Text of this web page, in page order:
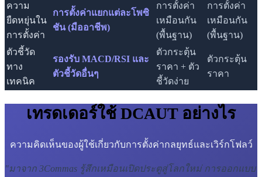
ความ
ยืดหยุ่นใน
การตั้งค่า
การตั้งค่าแยกแต่ละโพซิ
ชัน (มืออาชีพ)
การตั้งค่า
เหมือนกัน
(พื้นฐาน)
การตั้งค่า
เหมือนกัน
(พื้นฐาน)
ตัวชี้วัด
ทาง
เทคนิค
รองรับ MACD/RSI และ
ตัวชี้วัดอื่นๆ
ตัวกระตุ้น
ราคา + ตัว
ชี้วัดง่าย
ตัวกระตุ้น
ราคา
เทรดเดอร์ใช้ DCAUT อย่างไร
ความคิดเห็นของผู้ใช้เกี่ยวกับการตั้งค่ากลยุทธ์และเวิร์กโฟลว์
"มาจาก 3Commas รู้สึกเหมือนเปิดประตูสู่โลกใหม่ การออกแบบ